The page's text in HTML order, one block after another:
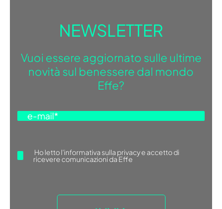
NEWSLETTER
Vuoi essere aggiornato sulle ultime
novità sul benessere dal mondo
Effe?
Ho lettol'informativa sulla privacye accetto di
ricevere comunicazioni da Effe